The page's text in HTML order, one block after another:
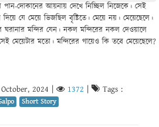
পান-দোকানের আয়নায় দেখে নিচ্ছিল নিজেকে। সেই
দিয়ে যে মেয়ে ভিজছিল বৃষ্টিতে। মেয়ে নয়। মেয়েছেলে।
ঘরানার মন্দির যেন। নকল মন্দিরের নকল দেওয়ালে
মেয়েটার মতো। মন্দিরের গায়েও কি তবে মেয়েছেলে?
2024 | 1372 | Tags :
Short Story